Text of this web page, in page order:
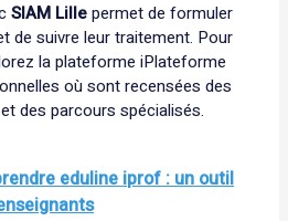
SIAM Lillepermet de formuler
de suivre leur traitement. Pour
la plateformeiPlateforme
où sont recensées des
des parcours spécialisés.
eduline iprof : un outil